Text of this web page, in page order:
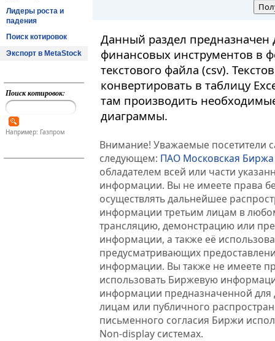
Лидеры роста и
падения
Поиск котировок
Экспорт в MetaStock
Поиск котировок:
Например: Газпром
Данный раздел
финансовых инструментов в
текстового файла (csv).
конвертировать в таблицу
там производить
диаграммы.
Внимание! Уважаемые посетители
следующем: ПАО Московская Биржа
обладателем всей или части
информации. Вы не имеете права
осуществлять дальнейшее
информации третьим лицам в
трансляцию, демонстрацию или
информации, а также её
предусматривающих
информации. Вы также не имеете
использовать Биржевую
информации предназначенной для
лицам или публичного
письменного согласия Биржи
Non-display системах.